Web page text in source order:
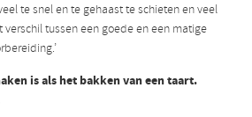
te snel en te gehaast te schieten en veel
tussen een goede en een matige
is als het bakken van een taart.